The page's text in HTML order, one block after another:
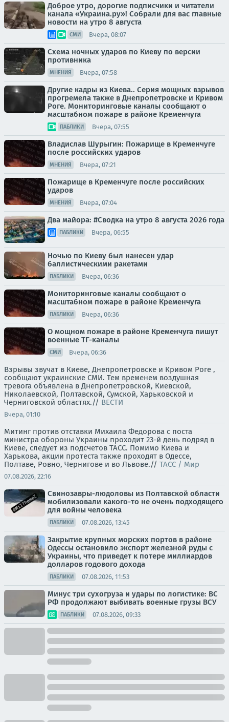
Доброе утро, дорогие подписчики и читатели
канала «Украина.ру»! Собрали для вас главные
новости на утро 8 августа
СМИ Вчера, 08:07
Схема ночных ударов по Киеву по версии
противника
МНЕНИЯ Вчера, 07:58
Другие кадры из Киева.. Серия мощных взрывов
прогремела также в Днепропетровске и Кривом
Роге. Мониторинговые каналы сообщают о
масштабном пожаре в районе Кременчуга
ПАБЛИКИ Вчера, 07:55
Владислав Шурыгин: Пожарище в Кременчуге
после российских ударов
МНЕНИЯ Вчера, 07:21
Пожарище в Кременчуге после российских
ударов
МНЕНИЯ Вчера, 07:04
Два майора: #Сводка на утро 8 августа 2026 года
ПАБЛИКИ Вчера, 06:55
Ночью по Киеву был нанесен удар
баллистическими ракетами
ПАБЛИКИ Вчера, 06:36
Мониторинговые каналы сообщают о
масштабном пожаре в районе Кременчуга
ПАБЛИКИ Вчера, 06:36
О мощном пожаре в районе Кременчуга пишут
военные ТГ-каналы
СМИ Вчера, 06:36
Взрывы звучат в Киеве, Днепропетровске и Кривом Роге ,
сообщают украинские СМИ. Тем временем воздушная
тревога объявлена в Днепропетровской, Киевской,
Николаевской, Полтавской, Сумской, Харьковской и
Черниговской областях.// ВЕСТИ
Вчера, 01:10
Митинг против отставки Михаила Федорова с поста
министра обороны Украины проходит 23-й день подряд в
Киеве, следует из подсчетов ТАСС. Помимо Киева и
Харькова, акции протеста также проходят в Одессе,
Полтаве, Ровно, Чернигове и во Львове.// ТАСС / Мир
07.08.2026, 22:16
Свинозавры-людоловы из Полтавской области
мобилизовали какого-то не очень подходящего
для войны человека
ПАБЛИКИ 07.08.2026, 13:45
Закрытие крупных морских портов в районе
Одессы остановило экспорт железной руды с
Украины, что приведет к потере миллиардов
долларов годового дохода
ПАБЛИКИ 07.08.2026, 11:53
Минус три сухогруза и удары по логистике: ВС
РФ продолжают выбивать военные грузы ВСУ
ПАБЛИКИ 07.08.2026, 09:33